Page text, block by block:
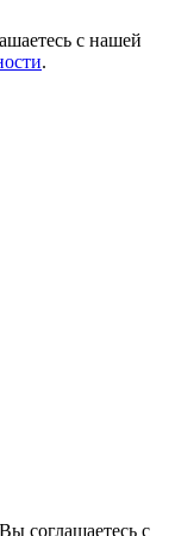
с нашей
.
соглашаетесь с